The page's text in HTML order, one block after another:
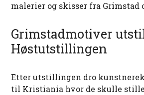
malerier og skisser fra Grimstad
Grimstadmotiver
Høstutstillingen
Etter utstillingen dro
til Kristiania hvor de skulle